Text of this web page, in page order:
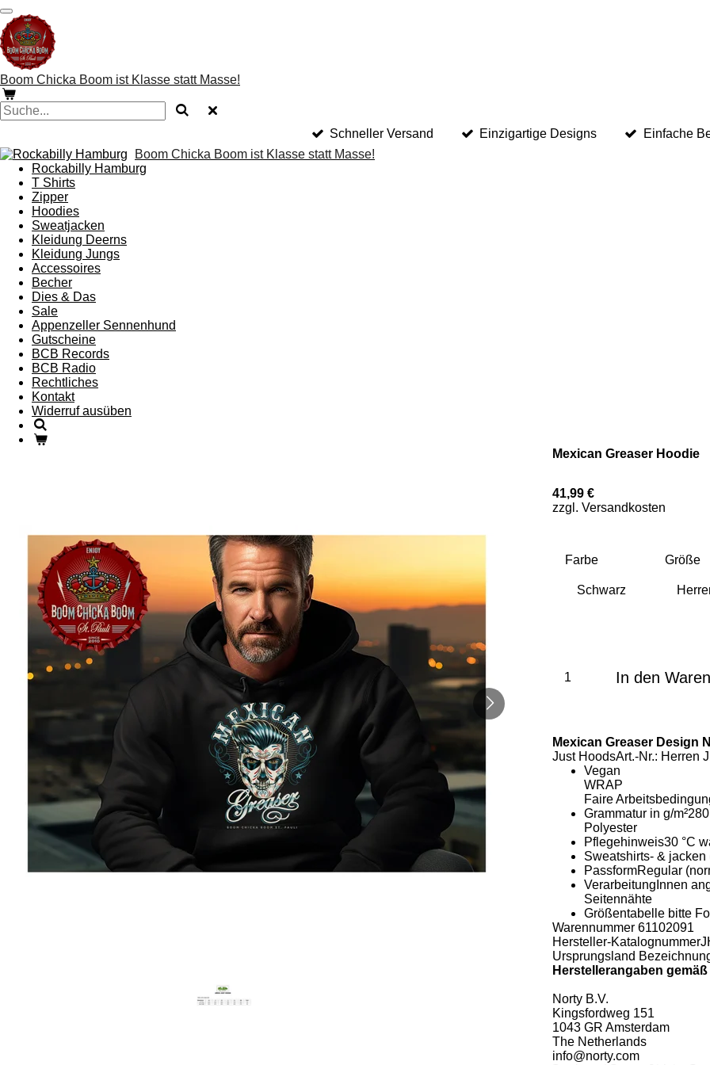
Zum
Hauptinhalt
springen
Boom Chicka Boom ist Klasse statt Masse!
Schneller Versand Einzigartige Designs
Einfache
Boom Chicka Boom ist Klasse statt Masse!
Rockabilly Hamburg
T Shirts
Zipper
Hoodies
Sweatjacken
Kleidung Deerns
Kleidung Jungs
Accessoires
Becher
Dies & Das
Sale
Appenzeller Sennenhund
Gutscheine
BCB Records
BCB Radio
Rechtliches
Kontakt
Widerruf ausüben
Mexican Greaser Hoodie
41,99 €
zzgl. Versandkosten
Farbe Größe
In den
Mexican Greaser Design
Just HoodsArt.-Nr.: Herren
Vegan
WRAP
Faire
Grammatur in g/
Polyester
Pflegehinweis30 °C
Sweatshirts- & jacken
PassformRegular
VerarbeitungInnen
Seitennähte
Größentabelle bitte
Warennummer 61102091
Hersteller-
Ursprungsland
Herstellerangaben gemäß
Norty B.V.
Kingsfordweg 151
1043 GR Amsterdam
The Netherlands
info@norty.com